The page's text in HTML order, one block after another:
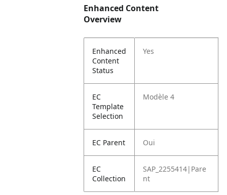
Enhanced Content
Overview
Enhanced
Content
Status
Yes
EC
Template
Selection
Modèle 4
EC Parent Oui
EC
Collection
SAP_2255414|Pare
nt